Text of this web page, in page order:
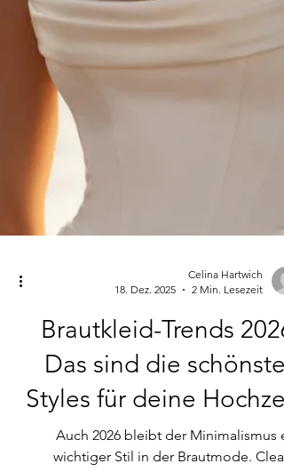
Celina Hartwich
Brautkleid-Trends
Das sind die